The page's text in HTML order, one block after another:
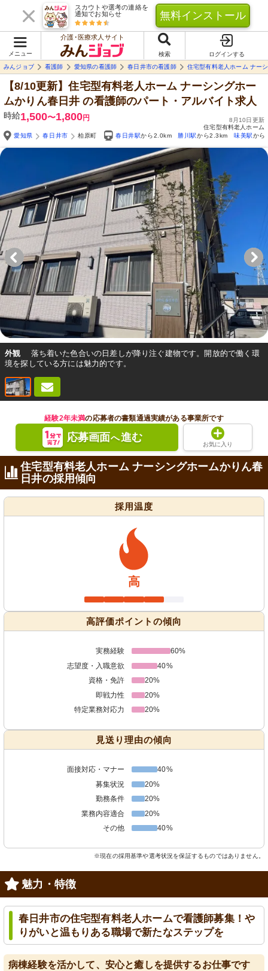
スカウトや選考の連絡を
通知でお知らせ
無料インストール
メニュー
介護･医療求人サイト
検索
ログインする
みんジョブ
看護師 愛知県の看護師 春日井市の看護師 住宅型有料老人ホーム ナー
【8/10更新】住宅型有料老人ホーム ナーシングホー
ムかりん春日井 の看護師のパート・アルバイト求人
時給1,500〜1,800円
8月10日更新
住宅型有料老人ホーム
愛知県
春日井市 柏原町 春日井駅から2.0km 勝川駅から2.3km 味美駅から
外観
落ち着いた色合いの日差しが降り注ぐ建物です。開放的で働く環
境を探している方には魅力的です。
経験2年未満の応募者の書類通過実績がある事業所です
応募画面へ進む
お気に入り
住宅型有料老人ホーム ナーシングホームかりん春
日井の採用傾向
採用温度
高
高評価ポイントの傾向
実務経験
60%
志望度・入職意欲
40%
資格・免許
20%
即戦力性
20%
特定業務対応力
20%
見送り理由の傾向
面接対応・マナー
40%
募集状況
20%
勤務条件
20%
業務内容適合
20%
その他
40%
※現在の採用基準や選考状況を保証するものではありません。
魅力・特徴
春日井市の住宅型有料老人ホームで看護師募集！や
りがいと温もりある職場で新たなステップを
病棟経験を活かして、安心と癒しを提供するお仕事です